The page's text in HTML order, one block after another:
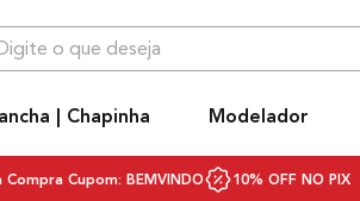
deseja
| Chapinha Modelador
Compra Cupom: BEMVINDO 10% OFF NO PIX